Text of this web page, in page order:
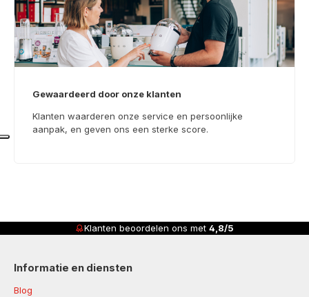
Gewaardeerd door onze klanten
Klanten waarderen onze service en persoonlijke
aanpak, en geven ons een sterke score.
Klanten beoordelen ons met 4,8/5
Informatie en diensten
Blog